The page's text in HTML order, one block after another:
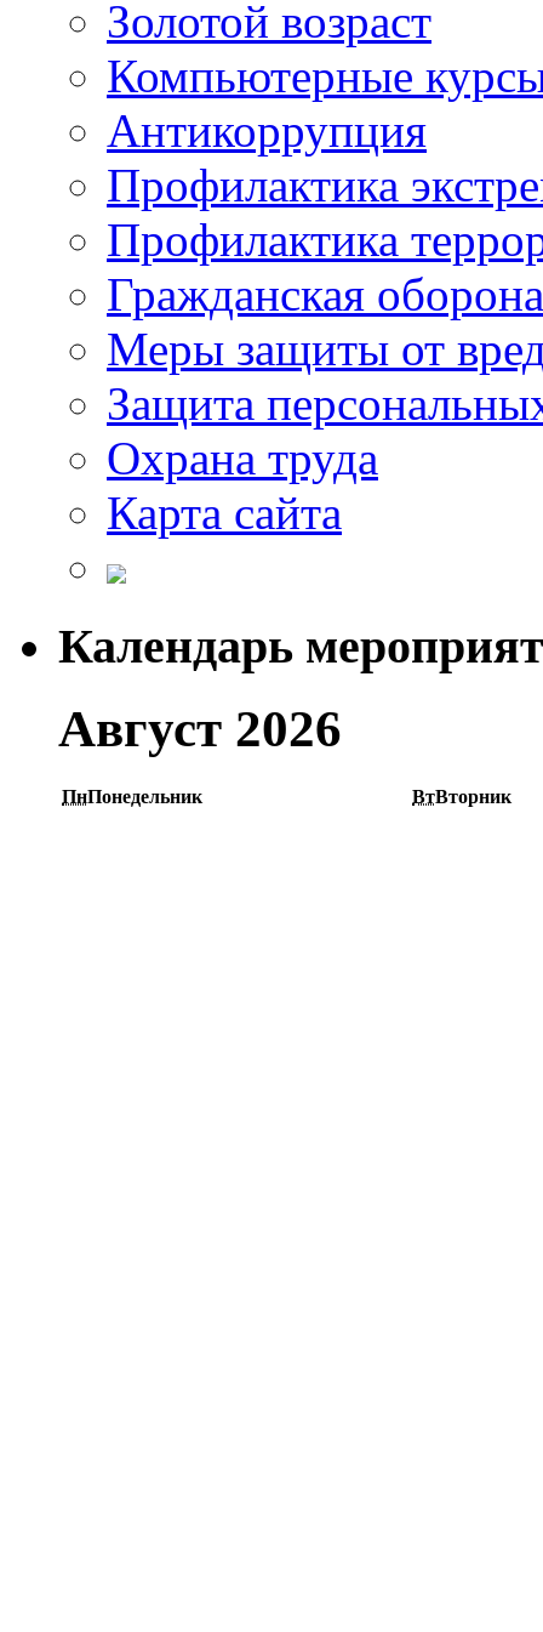
Золотой возраст
Компьютерные
Антикоррупция
Профилактика
Профилактика
Гражданская оборона
Меры защиты от
Защита
Охрана труда
Карта сайта
Календарь
Август 2026
ПнПонедельник ВтВторник